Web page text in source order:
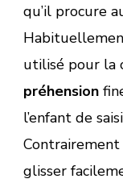
qu’il procure
utilisé pour la
préhension
l’enfant de
glisser